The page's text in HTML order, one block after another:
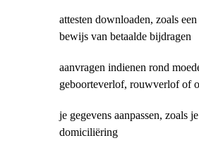
attesten downloaden, zoals
bewijs van betaalde bijdragen
aanvragen indienen rond
geboorteverlof, rouwverlof of
je gegevens aanpassen, zoals
domiciliëring